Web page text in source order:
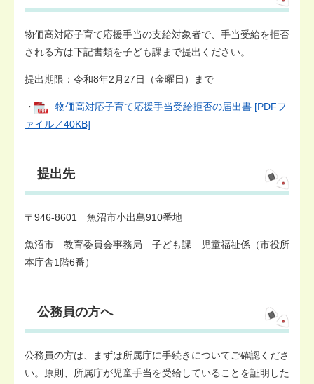
物価高対応子育て応援手当の支給対象者で、手当受給を拒否
される方は下記書類を子ども課まで提出ください。
提出期限：令和8年2月27日（金曜日）まで
・
物価高対応子育て応援手当受給拒否の届出書 [PDFフ
ァイル／40KB]
提出先
〒946-8601 魚沼市小出島910番地
魚沼市 教育委員会事務局 子ども課 児童福祉係（市役所
本庁舎1階6番）
公務員の方へ
公務員の方は、まずは所属庁に手続きについてご確認くださ
い。原則、所属庁が児童手当を受給していることを証明した